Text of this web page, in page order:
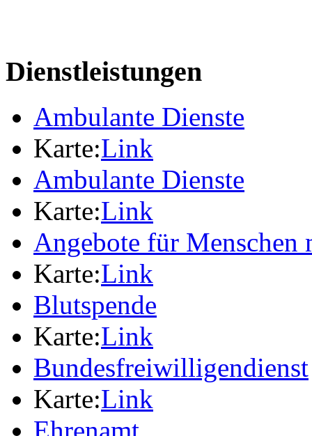
Dienstleistungen
Ambulante Dienste
Karte:Link
Ambulante Dienste
Karte:Link
Angebote für Menschen
Karte:Link
Blutspende
Karte:Link
Bundesfreiwilligendienst
Karte:Link
Ehrenamt